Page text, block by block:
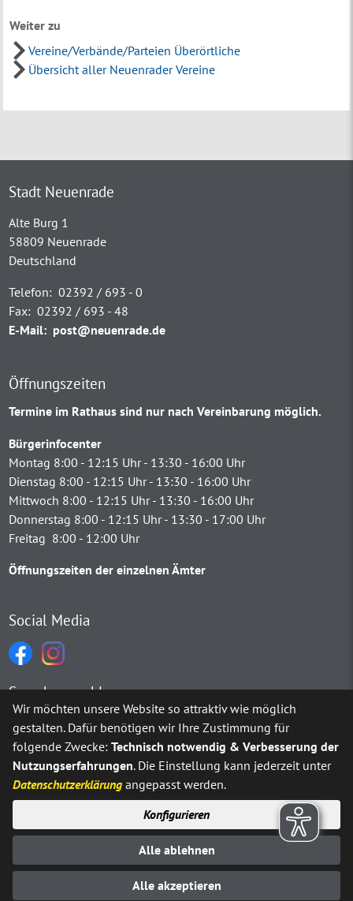
Weiter zu
Vereine/Verbände/Parteien Überörtliche
Übersicht aller Neuenrader Vereine
Stadt Neuenrade
Alte Burg 1
58809 Neuenrade
Deutschland
Telefon: 02392 / 693 - 0
Fax: 02392 / 693 - 48
E-Mail: post@neuenrade.de
Öffnungszeiten
Termine im Rathaus sind nur nach Vereinbarung möglich.
Bürgerinfocenter
Montag 8:00 - 12:15 Uhr - 13:30 - 16:00 Uhr
Dienstag 8:00 - 12:15 Uhr - 13:30 - 16:00 Uhr
Mittwoch 8:00 - 12:15 Uhr - 13:30 - 16:00 Uhr
Donnerstag 8:00 - 12:15 Uhr - 13:30 - 17:00 Uhr
Freitag 8:00 - 12:00 Uhr
Öffnungszeiten der einzelnen Ämter
Social Media
Sprachauswahl
Möchten Sie vonGoogle Translate bereitgestellte externe
Ja Immer
© Stadt Neuenrade 2025
Impressum
Datenschutz
Erklärung zur Barrierefreiheit Kontakt
Wir möchten unsere Website so attraktiv wie möglich
gestalten. Dafür benötigen wir Ihre Zustimmung für
folgende Zwecke:Technisch notwendig & Verbesserung der
Nutzungserfahrungen. Die Einstellung kann jederzeit unter
Datenschutzerklärung angepasst werden.
Konfigurieren
Alle ablehnen
Alle akzeptieren